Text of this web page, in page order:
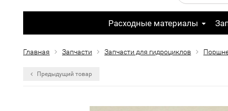
Расходные материалы
Главная Запчасти Запчасти для гидроциклов
Предыдущий товар